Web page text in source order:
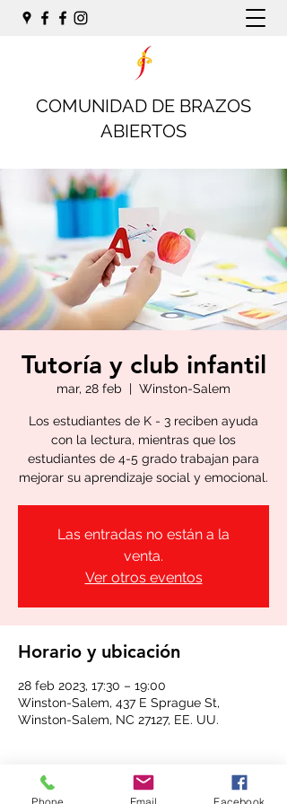
COMUNIDAD DE BRAZOS
ABIERTOS
Tutoría y club infantil
mar, 28 feb
  |
Winston-Salem
Los estudiantes de K - 3 reciben ayuda
con la lectura, mientras que los
estudiantes de 4-5 grado trabajan para
mejorar su aprendizaje social y emocional.
Las entradas no están a la
venta.
Ver otros eventos
Horario y ubicación
28 feb 2023, 17:30 – 19:00
Winston-Salem, 437 E Sprague St,
Winston-Salem, NC 27127, EE. UU.
Phone Email Facebook